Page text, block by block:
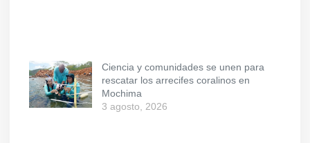
Ciencia y comunidades se unen para
rescatar los arrecifes coralinos en
Mochima
3 agosto, 2026